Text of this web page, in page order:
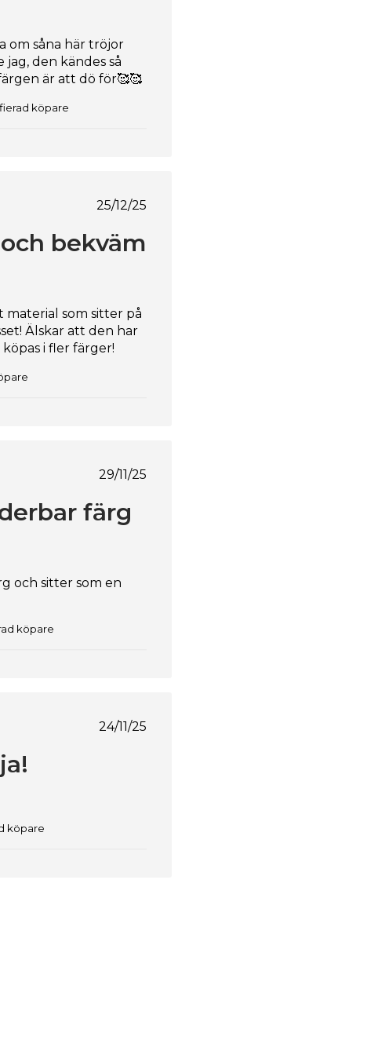
om såna här tröjor
den kändes så
är att dö för🥰🥰
köpare
Publiceringsdatum
25/12/25
bekväm
som sitter på
Älskar att den har
i fler färger!
Publiceringsdatum
29/11/25
färg
och sitter som en
köpare
Publiceringsdatum
24/11/25
köpare